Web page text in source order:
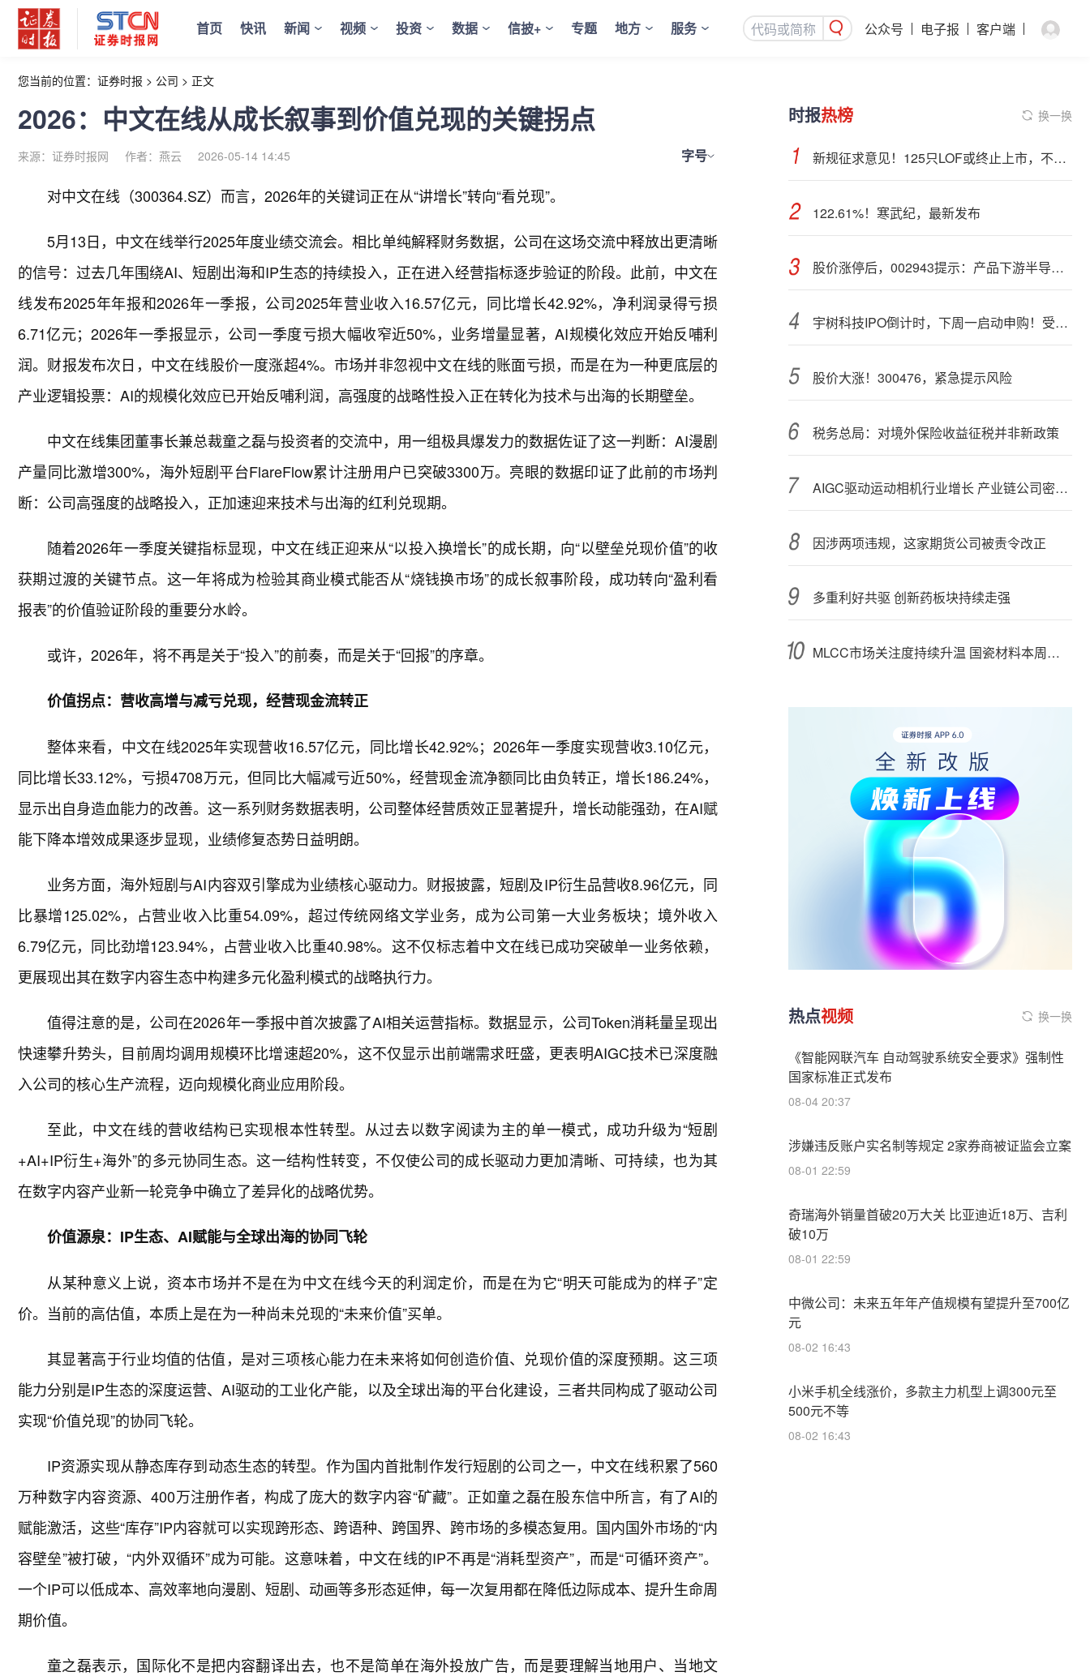
首页 快讯 新闻 视频 投资 数据 信披+ 专题 地方 服务 公众号 电子报 客户端
您当前的位置： 证券时报 > 公司 > 正文
2026：中文在线从成长叙事到价值兑现的关键拐点
来源：证券时报网 作者：燕云 2026-05-14 14:45 字号
对中文在线（300364.SZ）而言，2026年的关键词正在从“讲增长”转向“看兑现”。
5月13日，中文在线举行2025年度业绩交流会。相比单纯解释财务数据，公司在这场交流中释放出更清晰
的信号：过去几年围绕AI、短剧出海和IP生态的持续投入，正在进入经营指标逐步验证的阶段。此前，中文在
线发布2025年年报和2026年一季报，公司2025年营业收入16.57亿元，同比增长42.92%，净利润录得亏损
6.71亿元；2026年一季报显示，公司一季度亏损大幅收窄近50%，业务增量显著，AI规模化效应开始反哺利
润。财报发布次日，中文在线股价一度涨超4%。市场并非忽视中文在线的账面亏损，而是在为一种更底层的
产业逻辑投票：AI的规模化效应已开始反哺利润，高强度的战略性投入正在转化为技术与出海的长期壁垒。
中文在线集团董事长兼总裁童之磊与投资者的交流中，用一组极具爆发力的数据佐证了这一判断：AI漫剧
产量同比激增300%，海外短剧平台FlareFlow累计注册用户已突破3300万。亮眼的数据印证了此前的市场判
断：公司高强度的战略投入，正加速迎来技术与出海的红利兑现期。
随着2026年一季度关键指标显现，中文在线正迎来从“以投入换增长”的成长期，向“以壁垒兑现价值”的收
获期过渡的关键节点。这一年将成为检验其商业模式能否从“烧钱换市场”的成长叙事阶段，成功转向“盈利看
报表”的价值验证阶段的重要分水岭。
或许，2026年，将不再是关于“投入”的前奏，而是关于“回报”的序章。
价值拐点：营收高增与减亏兑现，经营现金流转正
整体来看，中文在线2025年实现营收16.57亿元，同比增长42.92%；2026年一季度实现营收3.10亿元，
同比增长33.12%，亏损4708万元，但同比大幅减亏近50%，经营现金流净额同比由负转正，增长186.24%，
显示出自身造血能力的改善。这一系列财务数据表明，公司整体经营质效正显著提升，增长动能强劲，在AI赋
能下降本增效成果逐步显现，业绩修复态势日益明朗。
业务方面，海外短剧与AI内容双引擎成为业绩核心驱动力。财报披露，短剧及IP衍生品营收8.96亿元，同
比暴增125.02%，占营业收入比重54.09%，超过传统网络文学业务，成为公司第一大业务板块；境外收入
6.79亿元，同比劲增123.94%，占营业收入比重40.98%。这不仅标志着中文在线已成功突破单一业务依赖，
更展现出其在数字内容生态中构建多元化盈利模式的战略执行力。
值得注意的是，公司在2026年一季报中首次披露了AI相关运营指标。数据显示，公司Token消耗量呈现出
快速攀升势头，目前周均调用规模环比增速超20%，这不仅显示出前端需求旺盛，更表明AIGC技术已深度融
入公司的核心生产流程，迈向规模化商业应用阶段。
至此，中文在线的营收结构已实现根本性转型。从过去以数字阅读为主的单一模式，成功升级为“短剧
+AI+IP衍生+海外”的多元协同生态。这一结构性转变，不仅使公司的成长驱动力更加清晰、可持续，也为其
在数字内容产业新一轮竞争中确立了差异化的战略优势。
价值源泉：IP生态、AI赋能与全球出海的协同飞轮
从某种意义上说，资本市场并不是在为中文在线今天的利润定价，而是在为它“明天可能成为的样子”定
价。当前的高估值，本质上是在为一种尚未兑现的“未来价值”买单。
其显著高于行业均值的估值，是对三项核心能力在未来将如何创造价值、兑现价值的深度预期。这三项
能力分别是IP生态的深度运营、AI驱动的工业化产能，以及全球出海的平台化建设，三者共同构成了驱动公司
实现“价值兑现”的协同飞轮。
IP资源实现从静态库存到动态生态的转型。作为国内首批制作发行短剧的公司之一，中文在线积累了560
万种数字内容资源、400万注册作者，构成了庞大的数字内容“矿藏”。正如童之磊在股东信中所言，有了AI的
赋能激活，这些“库存”IP内容就可以实现跨形态、跨语种、跨国界、跨市场的多模态复用。国内国外市场的“内
容壁垒”被打破，“内外双循环”成为可能。这意味着，中文在线的IP不再是“消耗型资产”，而是“可循环资产”。
一个IP可以低成本、高效率地向漫剧、短剧、动画等多形态延伸，每一次复用都在降低边际成本、提升生命周
期价值。
童之磊表示，国际化不是把内容翻译出去，也不是简单在海外投放广告，而是要理解当地用户、当地文
时报热榜 换一换
新规征求意见！125只LOF或终止上市，不影响基金正常投资运作
122.61%！寒武纪，最新发布
股价涨停后，002943提示：产品下游半导体行业应用占比不超过5%
宇树科技IPO倒计时，下周一启动申购！受益股曝光
股价大涨！300476，紧急提示风险
税务总局：对境外保险收益征税并非新政策
AIGC驱动运动相机行业增长 产业链公司密集布局光学与AI芯片
因涉两项违规，这家期货公司被责令改正
多重利好共驱 创新药板块持续走强
MLCC市场关注度持续升温 国瓷材料本周接受152家机构调研
热点视频 换一换
《智能网联汽车 自动驾驶系统安全要求》强制性
国家标准正式发布
08-04 20:37
涉嫌违反账户实名制等规定 2家券商被证监会立案
08-01 22:59
奇瑞海外销量首破20万大关 比亚迪近18万、吉利
破10万
08-01 22:59
中微公司：未来五年年产值规模有望提升至700亿
元
08-02 16:43
小米手机全线涨价，多款主力机型上调300元至
500元不等
08-02 16:43